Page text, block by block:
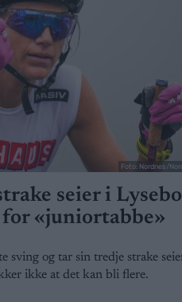
Foto: Nordnes/
seier i
«juniortabbe»
sving og tar sin tredje strake
ikke at det kan bli flere.